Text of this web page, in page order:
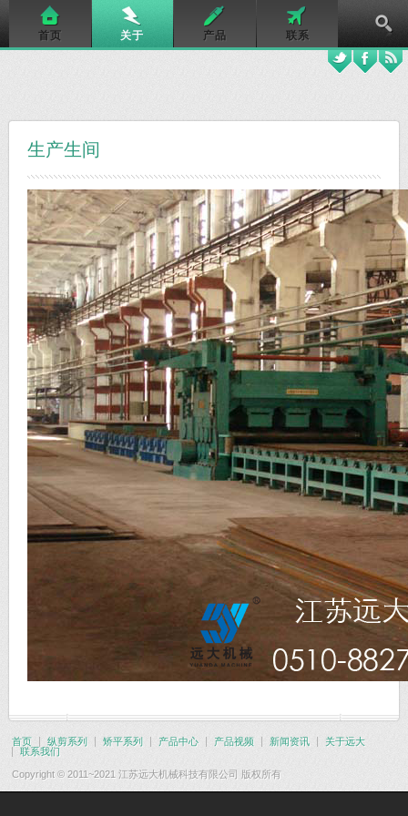
首页 关于 产品 联系
生产生间
首页 纵剪系列 矫平系列 产品中心 产品视频 新闻资讯
关于远大
联系我们
Copyright © 2011~2021 江苏远大机械科技有限公司 版权所有